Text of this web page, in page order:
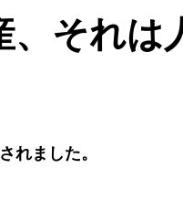
、それは
れました。